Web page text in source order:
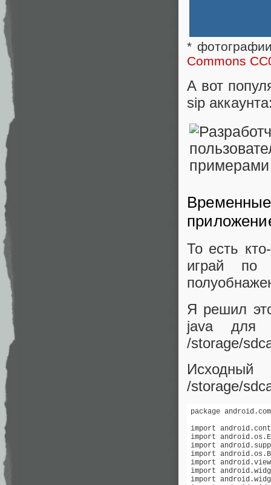
*
Commons
А вот
sip
То есть
играй по
Я решил
java для
/storage/
/storage/
package
import
import
import
import
import
import
import